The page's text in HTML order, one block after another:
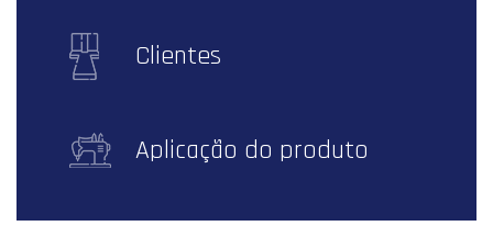
Clientes
Aplicação do produto